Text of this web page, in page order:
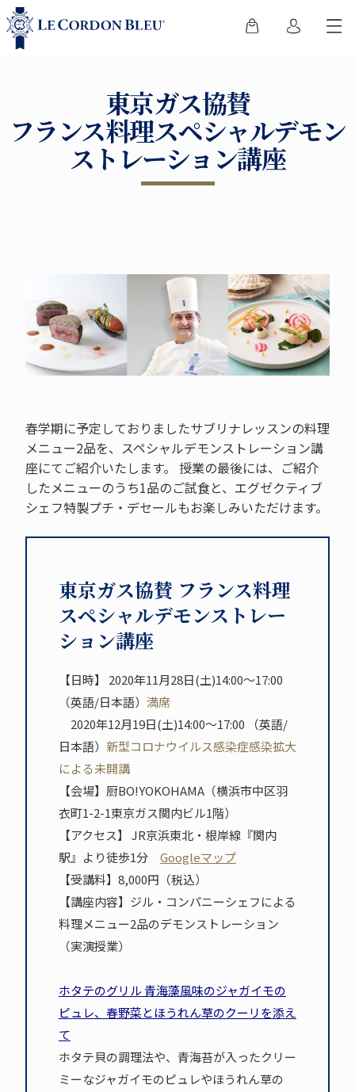
東京ガス協賛
フランス料理スペシャルデモン
ストレーション講座
春学期に予定しておりましたサブリナレッスンの料理
メニュー2品を、スペシャルデモンストレーション講
座にてご紹介いたします。 授業の最後には、ご紹介
したメニューのうち1品のご試食と、エグゼクティブ
シェフ特製プチ・デセールもお楽しみいただけます。
東京ガス協賛 フランス料理
スペシャルデモンストレー
ション講座
【日時】 2020年11月28日(土)14:00～17:00
（英語/日本語） 満席
2020年12月19日(土)14:00～17:00 （英語/
日本語） 新型コロナウイルス感染症感染拡大
による未開講
【会場】厨BO!YOKOHAMA（横浜市中区羽
衣町1-2-1東京ガス関内ビル1階）
【アクセス】 JR京浜東北・根岸線『関内
駅』より徒歩1分 Googleマップ
【受講料】8,000円（税込）
【講座内容】ジル・コンパニーシェフによる
料理メニュー2品のデモンストレーション
（実演授業）
ホタテのグリル 青海藻風味のジャガイモの
ピュレ、春野菜とほうれん草のクーリを添え
て
ホタテ貝の調理法や、青海苔が入ったクリー
ミーなジャガイモのピュレやほうれん草の